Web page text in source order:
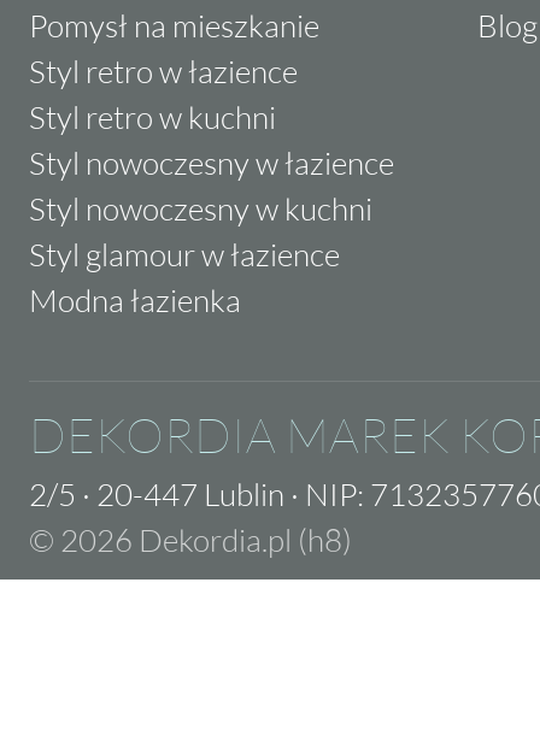
Pomysł na mieszkanie
Styl retro w łazience
Styl retro w kuchni
Styl nowoczesny w łazience
Styl nowoczesny w kuchni
Styl glamour w łazience
Modna łazienka
Blog
DEKORDIA MAREK
2/5 · 20-447 Lublin · NIP:
© 2026 Dekordia.pl (h8)